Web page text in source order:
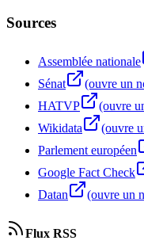
Sources
Assemblée nationale
Sénat
(ouvre un
HATVP
(ouvre
Wikidata
(ouvre
Parlement européen
Google Fact Check
Datan
(ouvre un
Flux RSS